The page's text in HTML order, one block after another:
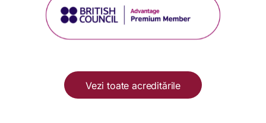
Vezi toate acreditările